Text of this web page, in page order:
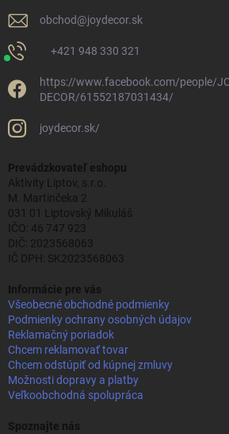
obchod@joydecor.sk
+421 948 330 321
https://www.facebook.com/people/
DECOR/61552187031434/
joydecor.sk/
Prevádzkovateľ eshopu
Aktivity Liptov, s.r.o.
M. Martinčeka 2
031 01 Liptovský Mikuláš
IČO: 46 747 923
DIČ: 2023568063
IČ DPH: SK2023568063
Informácie pre vás
Všeobecné obchodné podmienky
Podmienky ochrany osobných údajov
Reklamačný poriadok
Chcem reklamovať tovar
Chcem odstúpiť od kúpnej zmluvy
Možnosti dopravy a platby
Veľkoobchodná spolupráca
Spoznajte nás